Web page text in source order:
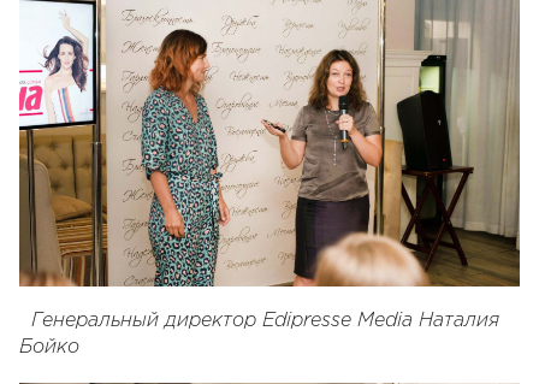
Генеральный директор Edipresse Media Наталия
Бойко